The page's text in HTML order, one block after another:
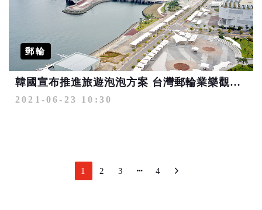
郵輪
韓國宣布推進旅遊泡泡方案 台灣郵輪業樂觀其成
2021-06-23 10:30
1 2 3 4